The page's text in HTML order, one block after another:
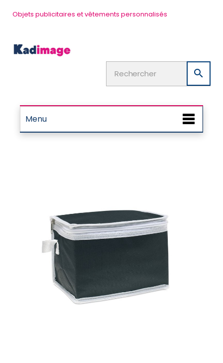
Objets publicitaires et vêtements personnalisés

Menu